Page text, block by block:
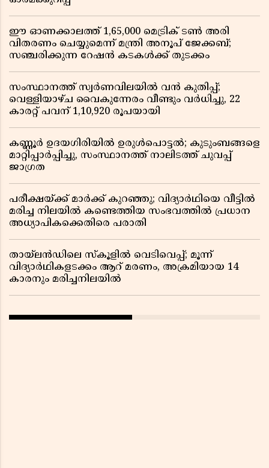
ഈ ഓണക്കാലത്ത് 1,65,000 മെട്രിക് ടൺ അരി
വിതരണം ചെയ്യുമെന്ന് മന്ത്രി അനൂപ് ജേക്കബ്;
സഞ്ചരിക്കുന്ന റേഷൻ കടകൾക്ക് തുടക്കം
സംസ്ഥാനത്ത് സ്വർണവിലയിൽ വൻ കുതിപ്പ്;
വെള്ളിയാഴ്ച വൈകുന്നേരം വീണ്ടും വർധിച്ചു, 22
കാരറ്റ് പവന് 1,10,920 രൂപയായി
കണ്ണൂർ ഉദയഗിരിയിൽ ഉരുൾപൊട്ടൽ; കുടുംബങ്ങളെ
മാറ്റിപ്പാർപ്പിച്ചു, സംസ്ഥാനത്ത് നാലിടത്ത് ചുവപ്പ്
ജാഗ്രത
പരീക്ഷയ്ക്ക് മാർക്ക് കുറഞ്ഞു; വിദ്യാർഥിയെ വീട്ടിൽ
മരിച്ച നിലയിൽ കണ്ടെത്തിയ സംഭവത്തിൽ പ്രധാന
അധ്യാപികക്കെതിരെ പരാതി
തായ്‌ലൻഡിലെ സ്‌കൂളിൽ വെടിവെപ്പ്; മൂന്ന്
വിദ്യാർഥികളടക്കം ആറ് മരണം, അക്രമിയായ 14
കാരനും മരിച്ചനിലയിൽ